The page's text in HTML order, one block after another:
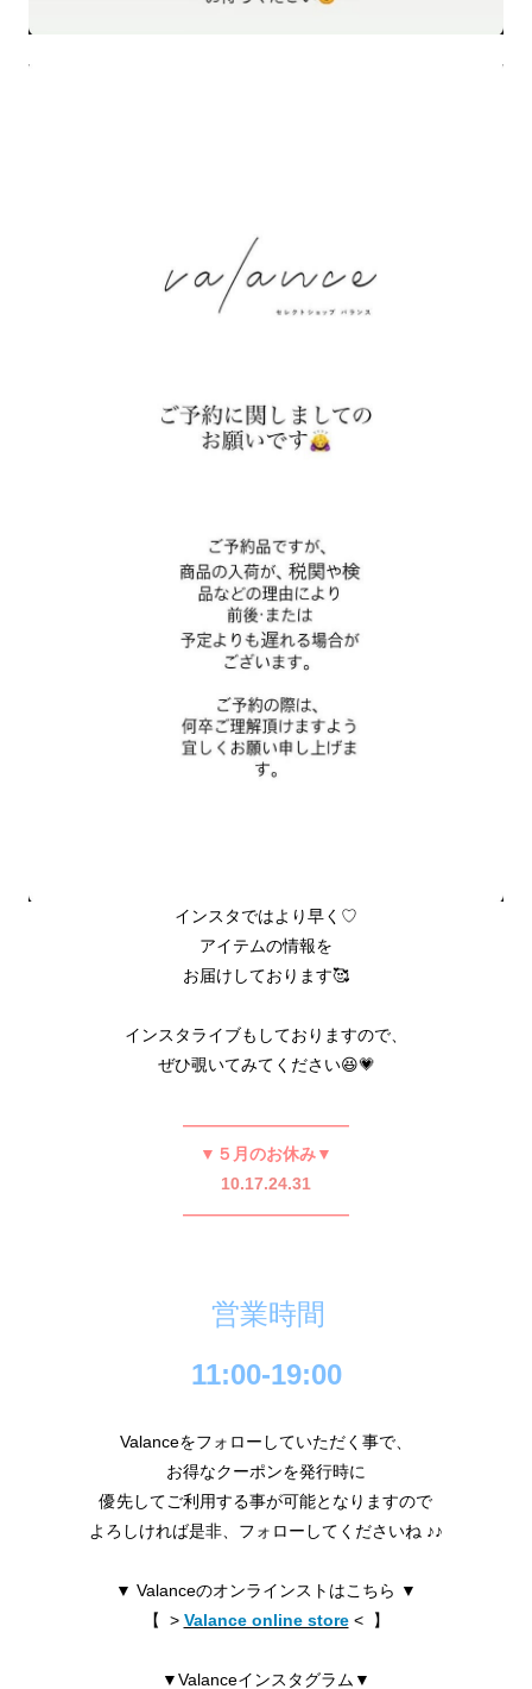
インスタではより早く♡
アイテムの情報を
お届けしております🥰
インスタライブもしておりますので、
ぜひ覗いてみてください😆💗
——————————
▼５月のお休み▼
10.17.24.31
——————————
営業時間
11:00-19:00
Valanceをフォローしていただく事で、
お得なクーポンを発行時に
優先してご利用する事が可能となりますので
よろしければ是非、フォローしてくださいね ♪♪
▼ Valanceのオンラインストはこちら ▼
【 > Valance online store< 】
▼Valanceインスタグラム▼